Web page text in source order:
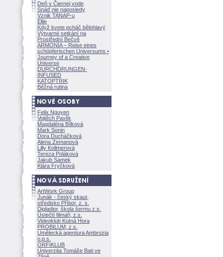
Deň v Čiernej vode
Snáď nie naposledy
Vznik TANAP-u
Ellie
Když kvete pcháč bělohlavý
Výtvarné setkání na
Prostřední Bečvě
ARMONÍA – Reise eines
schöpferischen Universums •
Journey of a Creative
Universe
DURCHDRUNGEN·
INFUSED
KATOPTRIK
Běžná rutina
Felix Nguyen
Vojtěch Pavlík
Magdaléna Bílkov
Mark Sonin
Dora Ducháčkov
Alena Zemanov
Lilly Kollmerov
Tereza Polákov
Jakub Samek
Klára Fryčkov
ArtWork Group
Junák - český skaut,
středisko Příbor, z. s.
Digladior, škola šermu z.s.
Ústečtí filmaři, z.s.
Videoklub Kutná Hora
PROBILUM, z.s.
Umělecká agentura Ambrozia
o.p.s.
ORFIKLUB
Univerzita Tomáše Bati ve